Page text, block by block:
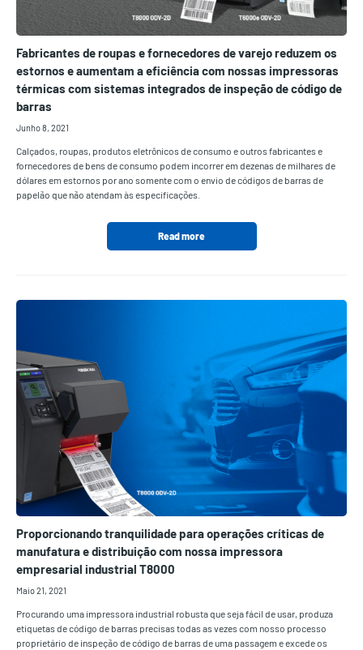
Fabricantes de roupas e fornecedores de varejo reduzem os
estornos e aumentam a eficiência com nossas impressoras
térmicas com sistemas integrados de inspeção de código de
barras
Junho 8, 2021
Calçados, roupas, produtos eletrônicos de consumo e outros fabricantes e
fornecedores de bens de consumo podem incorrer em dezenas de milhares de
dólares em estornos por ano somente com o envio de códigos de barras de
papelão que não atendam às especificações.
Read more
Proporcionando tranquilidade para operações críticas de
manufatura e distribuição com nossa impressora
empresarial industrial T8000
Maio 21, 2021
Procurando uma impressora industrial robusta que seja fácil de usar, produza
etiquetas de código de barras precisas todas as vezes com nosso processo
proprietário de inspeção de código de barras de uma passagem e excede os